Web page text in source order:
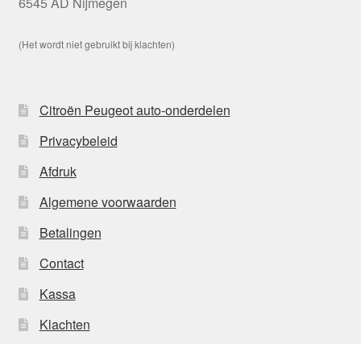
(Het wordt niet gebruikt bij klachten)
Citroën Peugeot auto-onderdelen
Privacybeleid
Afdruk
Algemene voorwaarden
Betalingen
Contact
Kassa
Klachten